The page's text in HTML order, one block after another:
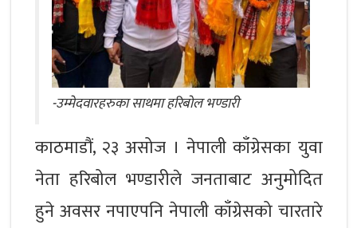
-उम्मेदवारहरुका साथमा हरिबोल भण्डारी
काठमाडौं, २३ असोज । नेपाली काँग्रेसका युवा
नेता हरिबोल भण्डारीले जनताबाट अनुमोदित
हुने अवसर नपाएपनि नेपाली काँग्रेसको चारतारे